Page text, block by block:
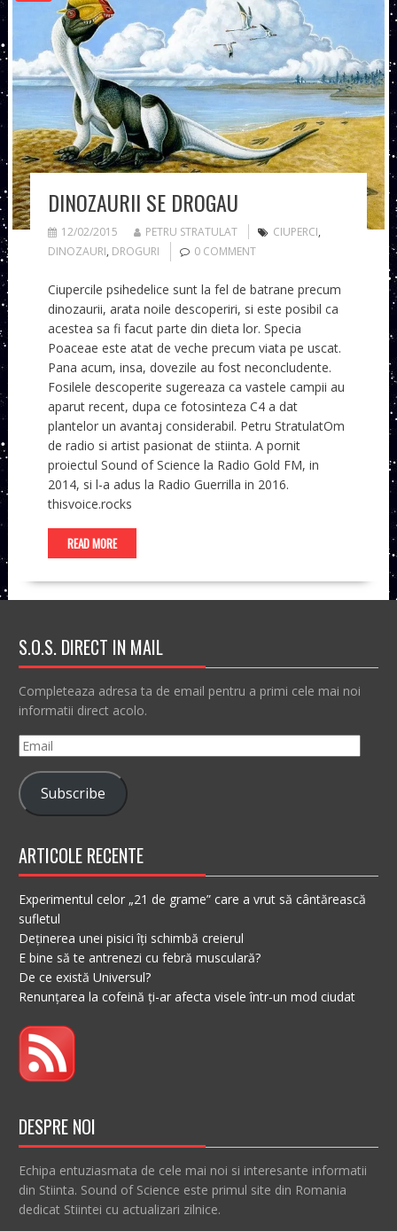
DINOZAURII SE DROGAU
12/02/2015 PETRU STRATULAT CIUPERCI,
DINOZAURI, DROGURI 0 COMMENT
Ciupercile psihedelice sunt la fel de batrane precum
dinozaurii, arata noile descoperiri, si este posibil ca
acestea sa fi facut parte din dieta lor. Specia
Poaceae este atat de veche precum viata pe uscat.
Pana acum, insa, dovezile au fost neconcludente.
Fosilele descoperite sugereaza ca vastele campii au
aparut recent, dupa ce fotosinteza C4 a dat
plantelor un avantaj considerabil. Petru StratulatOm
de radio si artist pasionat de stiinta. A pornit
proiectul Sound of Science la Radio Gold FM, in
2014, si l-a adus la Radio Guerrilla in 2016.
thisvoice.rocks
READ MORE
S.O.S. DIRECT IN MAIL
Completeaza adresa ta de email pentru a primi cele mai noi
informatii direct acolo.
Email
Subscribe
ARTICOLE RECENTE
Experimentul celor „21 de grame” care a vrut să cântărească
sufletul
Deținerea unei pisici îți schimbă creierul
E bine să te antrenezi cu febră musculară?
De ce există Universul?
Renunțarea la cofeină ți-ar afecta visele într-un mod ciudat
DESPRE NOI
Echipa entuziasmata de cele mai noi si interesante informatii
din Stiinta. Sound of Science este primul site din Romania
dedicat Stiintei cu actualizari zilnice.